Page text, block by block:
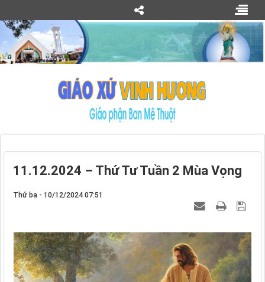
11.12.2024 – Thứ Tư Tuần 2 Mùa Vọng
Thứ ba - 10/12/2024 07:51